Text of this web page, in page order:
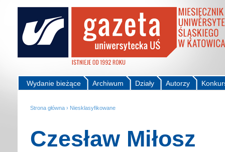
Autorzy
Działy
Archiwum
Wydanie bieżące
Strona główna › Niesklasyfikowane
Czesław Miłosz